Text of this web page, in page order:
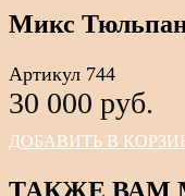
Микс
Артикул 744
30 000 pуб.
ДОБАВИТЬ В